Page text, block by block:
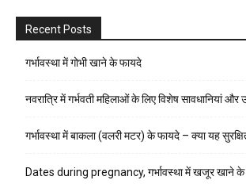
Recent Posts
गर्भावस्था में गोभी खाने के फायदे
नवरात्रि में गर्भवती महिलाओं के लिए विशेष सावधानियां और
गर्भावस्था में बाकला (वलरी मटर) के फायदे – क्या यह
Dates during pregnancy, गर्भावस्था में खजूर खाने के